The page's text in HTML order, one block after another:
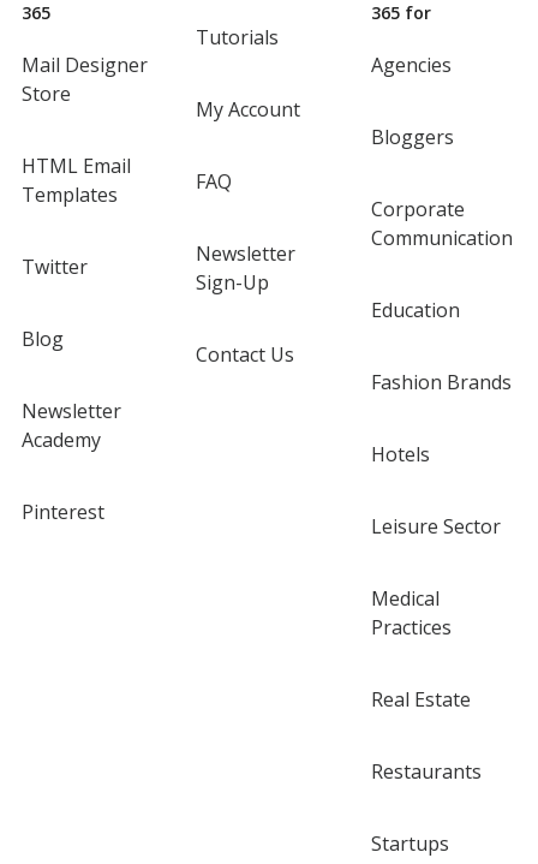
365
Mail Designer
Store
HTML Email
Templates
Twitter
Blog
Newsletter
Academy
Pinterest
Tutorials
My Account
FAQ
Newsletter
Sign-Up
Contact Us
365 for
Agencies
Bloggers
Corporate
Communication
Education
Fashion Brands
Hotels
Leisure Sector
Medical
Practices
Real Estate
Restaurants
Startups